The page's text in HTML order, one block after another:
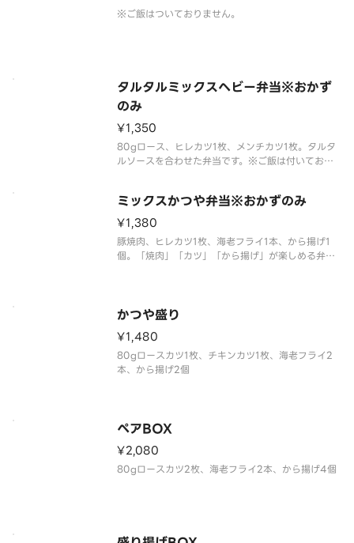
※ご飯はついておりません。
タルタルミックスヘビー弁当※おかず
のみ
¥1,350
80gロース、ヒレカツ1枚、メンチカツ1枚。タルタ
ルソースを合わせた弁当です。※ご飯は付いており
ミックスかつや弁当※おかずのみ
¥1,380
豚焼肉、ヒレカツ1枚、海老フライ1本、から揚げ1
個。「焼肉」「カツ」「から揚げ」が楽しめる弁当
かつや盛り
¥1,480
80gロースカツ1枚、チキンカツ1枚、海老フライ2
本、から揚げ2個
ペアBOX
¥2,080
80gロースカツ2枚、海老フライ2本、から揚げ4個